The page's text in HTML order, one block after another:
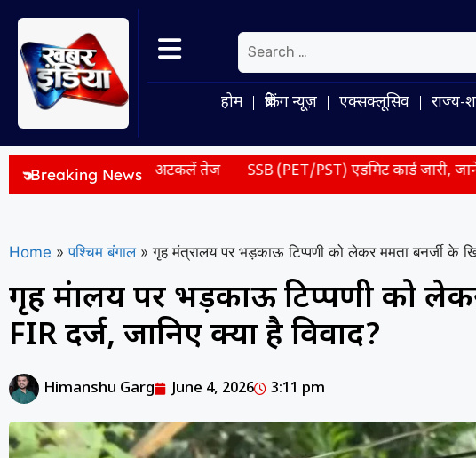
होम ब्रेकिंग न्यूज़ एक्सक्लूसिव राज्य-
Breaking News
गठबंधन की अटकलें तेज SSB (PET/PST) एडमिट कार्ड जारी, जानें कैसे करें
Home » पश्चिम बंगाल » गृह मंत्रालय पर भड़काऊ टिप्पणी को लेकर ममता बनर्जी के
गृह मंत्रालय पर भड़काऊ टिप्पणी को
FIR दर्ज, जानिए क्या है विवाद?
Himanshu Garg June 4, 2026 3:11 pm